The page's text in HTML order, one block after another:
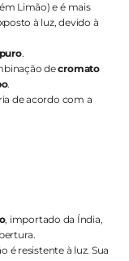
Limão) e é mais
à luz, devido à
.
de cromato
.
de acordo com a
, importado da Índia,
é resistente à luz. Sua